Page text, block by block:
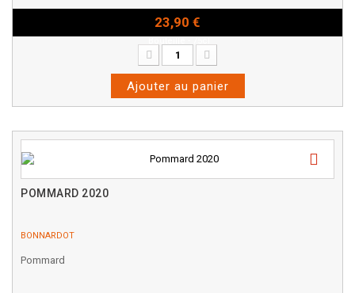
23,90 €
Ajouter au panier
POMMARD 2020
BONNARDOT
Pommard